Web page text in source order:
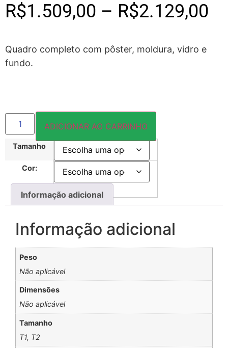
R$1.509,00 – R$2.129,00
Quadro completo com pôster, moldura, vidro e
fundo.
Tamanho
Cor:
ADICIONAR AO CARRINHO
Informação adicional
Informação adicional
Peso
Não aplicável
Dimensões
Não aplicável
Tamanho
T1, T2